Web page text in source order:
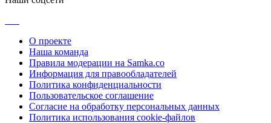
О проекте
Наша команда
Правила модерации на Samka.co
Информация для правообладателей
Политика конфиденциальности
Пользовательское соглашение
Согласие на обработку персональных данных
Политика использования cookie-файлов